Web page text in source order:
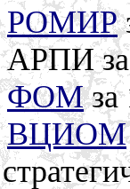
РОМИР
за
ФОМза
ВЦИОМ